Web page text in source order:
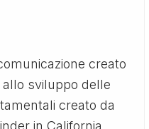
creato
sviluppo delle
creato da
in California